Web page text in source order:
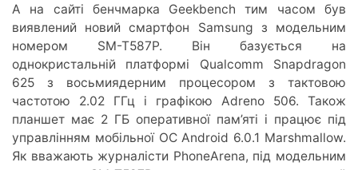
А на сайті бенчмарка Geekbench тим часом був
виявлений новий смартфон Samsung з модельним
номером SM-T587P. Він базується на
однокристальній платформі Qualcomm Snapdragon
625 з восьмиядерним процесором з тактовою
частотою 2.02 ГГц і графікою Adreno 506. Також
планшет має 2 ГБ оперативної пам’яті і працює під
управлінням мобільної ОС Android 6.0.1 Marshmallow.
Як вважають журналісти PhoneArena, під модельним